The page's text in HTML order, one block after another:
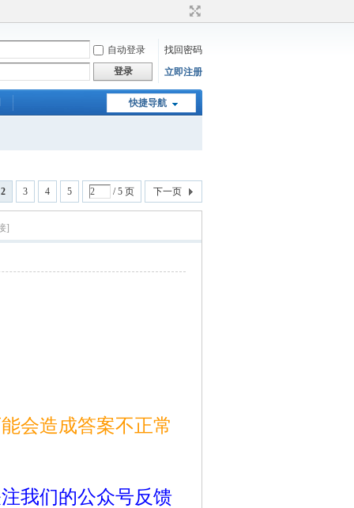
自动登录
找回密码
登录
立即注册
快捷导航
2 3 4 5 / 5 页 下一页
]
会造成答案不正常
我们的公众号反馈